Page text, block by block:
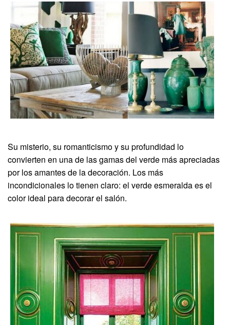
Su misterio, su romanticismo y su profundidad lo
convierten en una de las gamas del verde más apreciadas
por los amantes de la decoración. Los más
incondicionales lo tienen claro: el verde esmeralda es el
color ideal para decorar el salón.